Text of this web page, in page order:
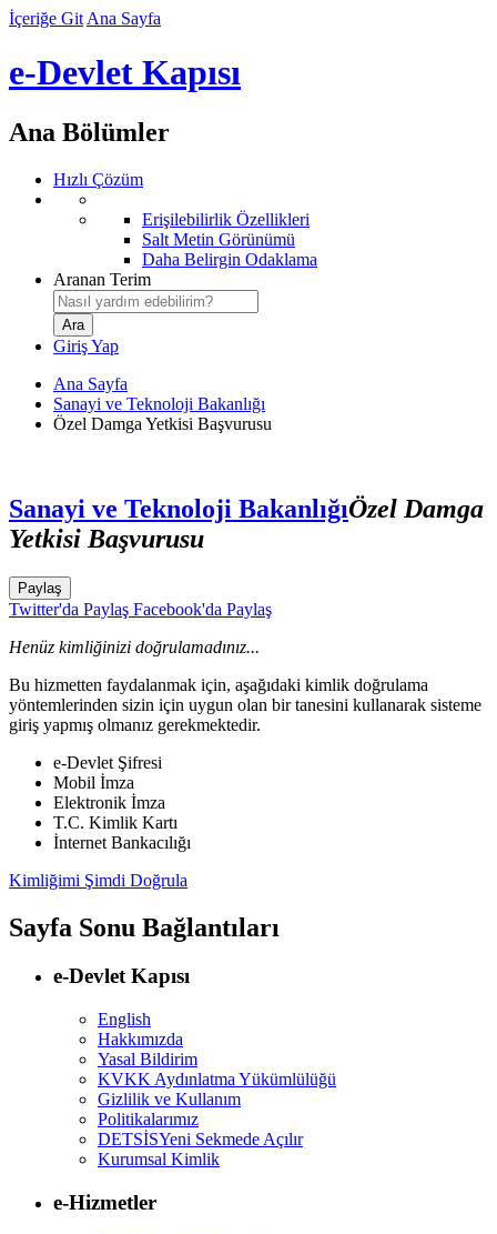
İçeriğe Git Ana Sayfa
e-Devlet Kapısı
Ana Bölümler
Hızlı Çözüm
Erişilebilirlik Özellikleri
Salt Metin Görünümü
Daha Belirgin Odaklama
Aranan Terim
Giriş Yap
Ana Sayfa
Sanayi ve Teknoloji Bakanlığı
Özel Damga Yetkisi Başvurusu
Sanayi ve Teknoloji BakanlığıÖzel Damga
Yetkisi Başvurusu
Paylaş
Twitter'da Paylaş Facebook'da Paylaş
Henüz kimliğinizi doğrulamadınız...
Bu hizmetten faydalanmak için, aşağıdaki kimlik doğrulama
yöntemlerinden sizin için uygun olan bir tanesini kullanarak sisteme
giriş yapmış olmanız gerekmektedir.
e-Devlet Şifresi
Mobil İmza
Elektronik İmza
T.C. Kimlik Kartı
İnternet Bankacılığı
Kimliğimi Şimdi Doğrula
Sayfa Sonu Bağlantıları
e-Devlet Kapısı
English
Hakkımızda
Yasal Bildirim
KVKK Aydınlatma Yükümlülüğü
Gizlilik ve Kullanım
Politikalarımız
DETSİSYeni Sekmede Açılır
Kurumsal Kimlik
e-Hizmetler